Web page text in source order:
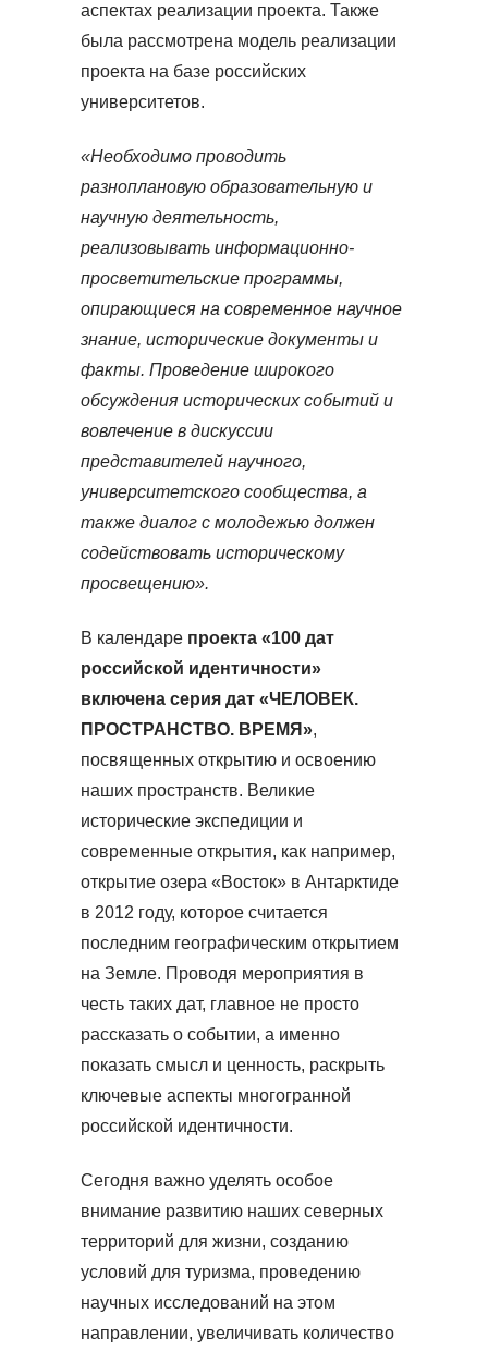
аспектах реализации проекта. Также
была рассмотрена модель реализации
проекта на базе российских
университетов.
«Необходимо проводить
разноплановую образовательную и
научную деятельность,
реализовывать информационно-
просветительские программы,
опирающиеся на современное научное
знание, исторические документы и
факты. Проведение широкого
обсуждения исторических событий и
вовлечение в дискуссии
представителей научного,
университетского сообщества, а
также диалог с молодежью должен
содействовать историческому
просвещению».
В календаре проекта «100 дат
российской идентичности»
включена серия дат «ЧЕЛОВЕК.
ПРОСТРАНСТВО. ВРЕМЯ»,
посвященных открытию и освоению
наших пространств. Великие
исторические экспедиции и
современные открытия, как например,
открытие озера «Восток» в Антарктиде
в 2012 году, которое считается
последним географическим открытием
на Земле. Проводя мероприятия в
честь таких дат, главное не просто
рассказать о событии, а именно
показать смысл и ценность, раскрыть
ключевые аспекты многогранной
российской идентичности.
Сегодня важно уделять особое
внимание развитию наших северных
территорий для жизни, созданию
условий для туризма, проведению
научных исследований на этом
направлении, увеличивать количество